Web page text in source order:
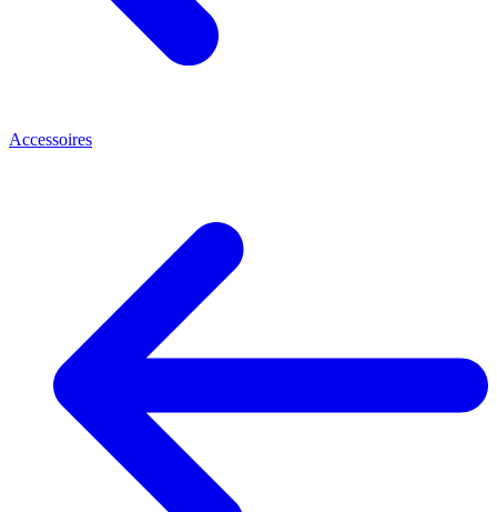
Accessoires